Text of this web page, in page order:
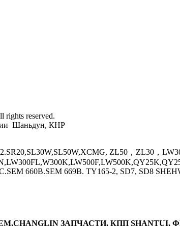
reserved.
Шаньдун, КНР
ZL50，ZL30，
660B.SEM 669B. TY165-2, SD7, SD8
ЗАПЧАСТИ, КПП